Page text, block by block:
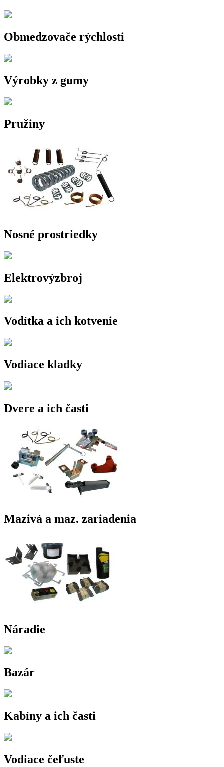
Obmedzovače rýchlosti
Výrobky z gumy
Pružiny
Nosné prostriedky
Elektrovýzbroj
Vodítka a ich kotvenie
Vodiace kladky
Dvere a ich časti
Mazivá a maz. zariadenia
Náradie
Bazár
Kabíny a ich časti
Vodiace čeľuste